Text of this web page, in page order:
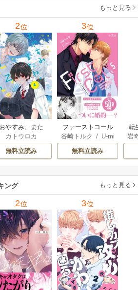
もっと見る
2位
おやすみ、また
ね。ましろくん。
【電子限定漫画付
き】
カトウロカ
無料立読み
3位
ファーストコール
～童貞外科医、年
下ヤクザの嫁にさ
れそうです！～
ア限定描き下ろし
谷崎トルク / U-mi
n
無料立読み
転
な
岩
ング もっと見る
2位 3位